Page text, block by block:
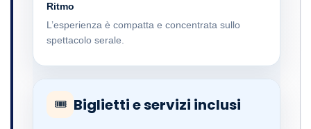
Ritmo
L’esperienza è compatta e concentrata sullo
spettacolo serale.
🎟 Biglietti e servizi inclusi